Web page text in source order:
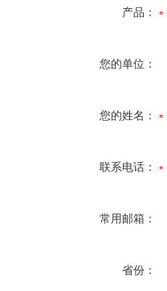
产品：
您的单位：
您的姓名：
联系电话：
常用邮箱：
省份：